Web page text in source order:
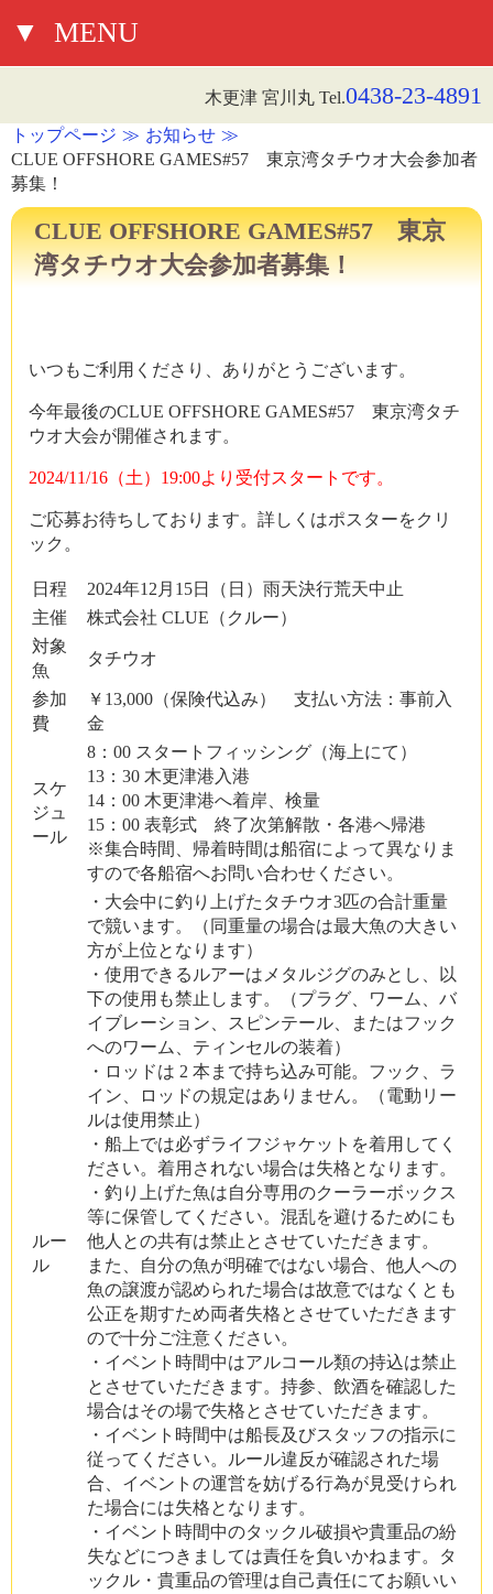
▼ MENU
木更津 宮川丸 Tel.0438-23-4891
トップページ
お知らせ
CLUE OFFSHORE GAMES#57 東京湾タチウオ大会参加者
募集！
CLUE OFFSHORE GAMES#57 東京
湾タチウオ大会参加者募集！
いつもご利用くださり、ありがとうございます。
今年最後のCLUE OFFSHORE GAMES#57 東京湾タチ
ウオ大会が開催されます。
2024/11/16（土）19:00より受付スタートです。
ご応募お待ちしております。詳しくはポスターをクリ
ック。
日程
2024年12月15日（日）雨天決行荒天中止
主催
株式会社 CLUE（クルー）
対象
魚
タチウオ
参加
費
￥13,000（保険代込み） 支払い方法：事前入
金
スケ
ジュ
ール
8：00 スタートフィッシング（海上にて）
13：30 木更津港入港
14：00 木更津港へ着岸、検量
15：00 表彰式 終了次第解散・各港へ帰港
※集合時間、帰着時間は船宿によって異なりま
すので各船宿へお問い合わせください。
ルー
ル
・大会中に釣り上げたタチウオ3匹の合計重量
で競います。（同重量の場合は最大魚の大きい
方が上位となります）
・使用できるルアーはメタルジグのみとし、以
下の使用も禁止します。（プラグ、ワーム、バ
イブレーション、スピンテール、またはフック
へのワーム、ティンセルの装着）
・ロッドは 2 本まで持ち込み可能。フック、ラ
イン、ロッドの規定はありません。（電動リー
ルは使用禁止）
・船上では必ずライフジャケットを着用してく
ださい。着用されない場合は失格となります。
・釣り上げた魚は自分専用のクーラーボックス
等に保管してください。混乱を避けるためにも
他人との共有は禁止とさせていただきます。
また、自分の魚が明確ではない場合、他人への
魚の譲渡が認められた場合は故意ではなくとも
公正を期すため両者失格とさせていただきます
ので十分ご注意ください。
・イベント時間中はアルコール類の持込は禁止
とさせていただきます。持参、飲酒を確認した
場合はその場で失格とさせていただきます。
・イベント時間中は船長及びスタッフの指示に
従ってください。ルール違反が確認された場
合、イベントの運営を妨げる行為が見受けられ
た場合には失格となります。
・イベント時間中のタックル破損や貴重品の紛
失などにつきましては責任を負いかねます。タ
ックル・貴重品の管理は自己責任にてお願いい